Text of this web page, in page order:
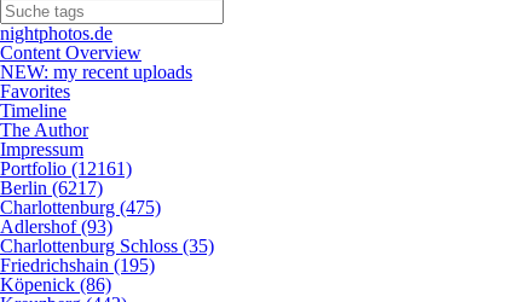
nightphotos.de
Content Overview
NEW: my recent uploads
Favorites
Timeline
The Author
Impressum
Portfolio (12161)
Berlin (6217)
Charlottenburg (475)
Adlershof (93)
Charlottenburg Schloss (35)
Friedrichshain (195)
Köpenick (86)